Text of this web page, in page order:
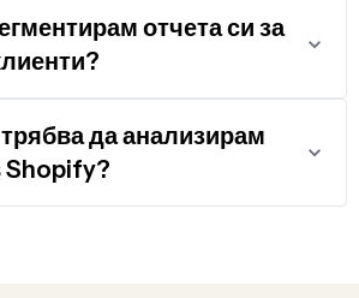
отчета си за
да анализирам
Shopify?